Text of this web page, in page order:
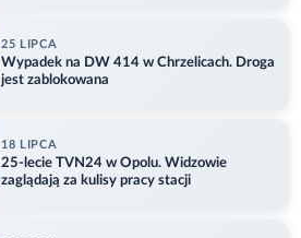
25 LIPCA
Wypadek na DW 414 w Chrzelicach. Droga
jest zablokowana
18 LIPCA
25-lecie TVN24 w Opolu. Widzowie
zaglądają za kulisy pracy stacji